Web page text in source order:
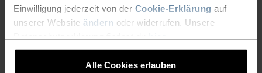
Einwilligung jederzeit von der Cookie-Erklärung auf
unserer Website ändern oder widerrufen. Unsere
Alle Cookies erlauben
ALLES HOCHINTENSIVE AKTIVITÄTEN